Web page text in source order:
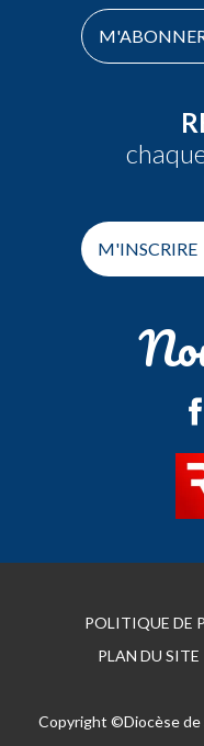
M'INSCRIRE
POLITIQUE DE
PLAN DU SITE
Copyright ©Diocèse de